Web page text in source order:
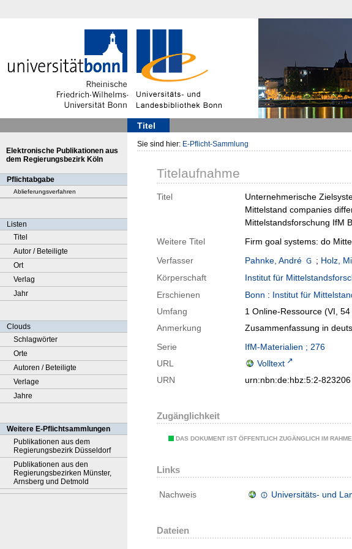
Titel
Elektronische Publikationen aus
dem Regierungsbezirk Köln
Pflichtabgabe
Ablieferungsverfahren
Listen
Titel
Autor / Beteiligte
Ort
Verlag
Jahr
Clouds
Schlagwörter
Orte
Autoren / Beteiligte
Verlage
Jahre
Weitere E-Pflichtsammlungen
Publikationen aus dem
Regierungsbezirk Düsseldorf
Publikationen aus den
Regierungsbezirken Münster,
Arnsberg und Detmold
Sie sind hier: E-Pflicht-Sammlung
Titelaufnahme
Titel
Unternehmerische
Mittelstand companies
Mittelstandsforschung IfM
Weitere Titel
Firm goal systems: do
Verfasser
Pahnke, André ; Holz,
Körperschaft
Institut für
Erschienen
Bonn : Institut für
Umfang
1 Online-Ressource (VI,
Anmerkung
Zusammenfassung in
Serie
IfM-Materialien ; 276
URL
Volltext
URN
urn:nbn:de:hbz:5:2-823206
Zugänglichkeit
DAS DOKUMENT IST ÖFFENTLICH ZUGÄNGLICH IM
Links
Nachweis Universitäts- und
Dateien